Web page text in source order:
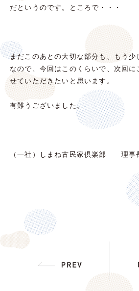
だというのです。ところで・・・
まだこのあとの大切な部分も、もう
なので、今回はこのくらいで、次回
せていただきたいと思います。
有難うございました。
（一社）しまね古民家倶楽部 理